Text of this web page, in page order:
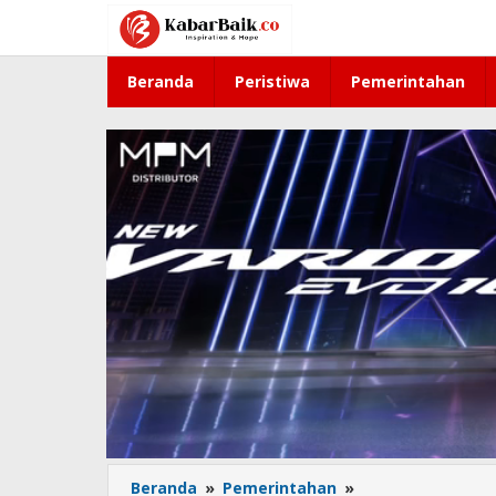
konten
Beranda Peristiwa Pemerintahan
Beranda » Pemerintahan »